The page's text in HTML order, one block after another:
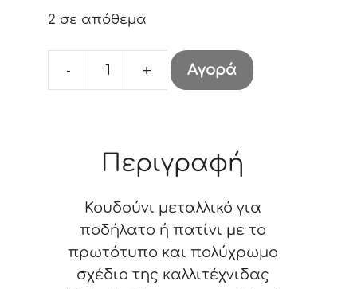
2 σε απόθεμα
-
Κουδούνι
+ Αγορά
Περιγραφή
Κουδούνι μεταλλικό για
ποδήλατο ή πατίνι με το
πρωτότυπο και πολύχρωμο
σχέδιο της καλλιτέχνιδας